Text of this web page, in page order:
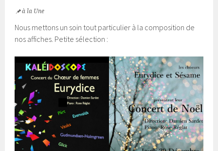
à la Une
Nous mettons un soin tout particulier à la composition de
nos affiches. Petite sélection :